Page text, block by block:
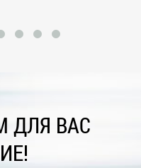
ДЛЯ ВАС